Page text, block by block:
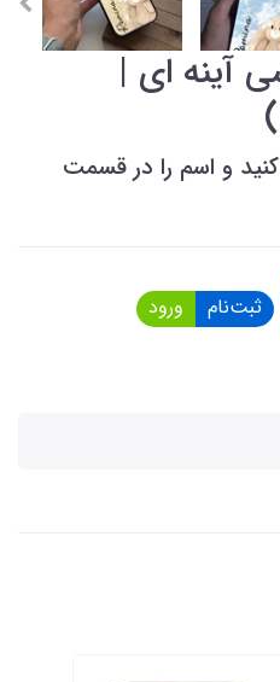
آینه ای |
و اسم را در قسمت
ثبت‌نام ورود